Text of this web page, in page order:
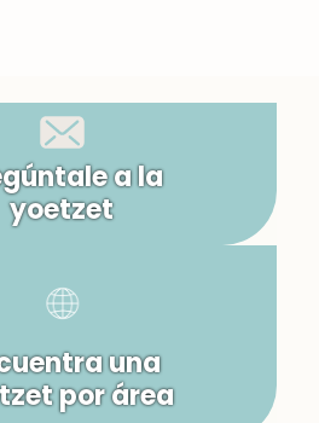
a la
yoetzet
una
por área